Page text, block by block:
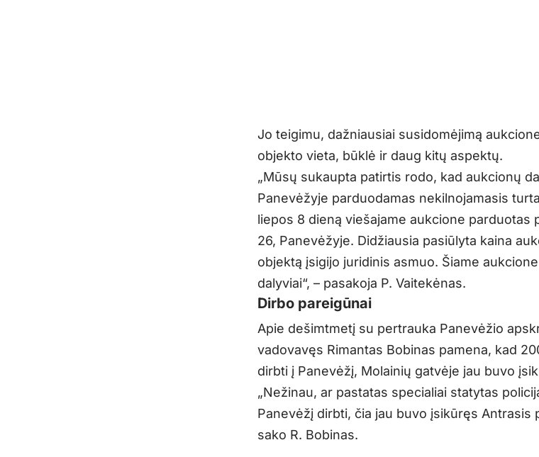
Jo teigimu, dažniausiai susidomėjimą
objekto vieta, būklė ir daug kitų aspektų.
„Mūsų sukaupta patirtis rodo, kad aukcionų
Panevėžyje parduodamas nekilnojamasis
liepos 8 dieną viešajame aukcione parduotas
26, Panevėžyje. Didžiausia pasiūlyta kaina
objektą įsigijo juridinis asmuo. Šiame
dalyviai“, – pasakoja P. Vaitekėnas.
Dirbo pareigūnai
Apie dešimtmetį su pertrauka Panevėžio
vadovavęs Rimantas Bobinas pamena, kad
dirbti į Panevėžį, Molainių gatvėje jau buvo
„Nežinau, ar pastatas specialiai statytas
Panevėžį dirbti, čia jau buvo įsikūręs Antrasis
sako R. Bobinas.